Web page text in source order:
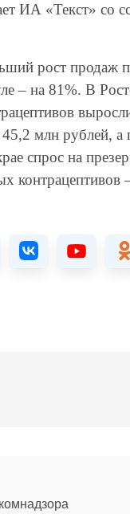
ИА «Текст» со
рост продаж
– на 81%. В
млн рублей, а
спрос на